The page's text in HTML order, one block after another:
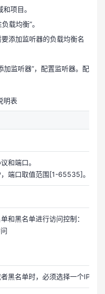
项目。
载均衡”。
添加监听器的负载均衡名
加监听器”，配置监听器。配
明表
和端口。
端口取值范围[1-65535]。
和黑名单进行访问控制：
黑名单时，必须选择一个IP地